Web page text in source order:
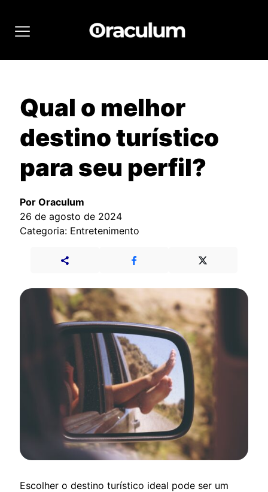
Qual o melhor
destino turístico
para seu perfil?
Por Oraculum
26 de agosto de 2024
Categoria: Entretenimento
Escolher o destino turístico ideal pode ser um